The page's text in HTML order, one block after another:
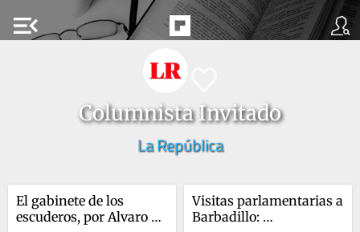
menu_open
Columnista Invitado
La República
El gabinete de los
escuderos, por Alvaro
Visitas parlamentarias a
Barbadillo: